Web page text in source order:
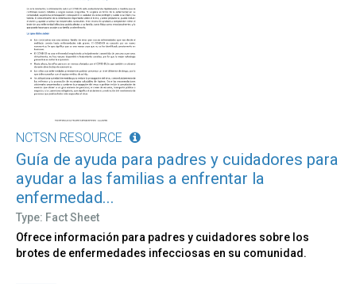
NCTSN RESOURCE
Guía de ayuda para padres y cuidadores para
ayudar a las familias a enfrentar la
enfermedad...
Type: Fact Sheet
Ofrece información para padres y cuidadores sobre los
brotes de enfermedades infecciosas en su comunidad.